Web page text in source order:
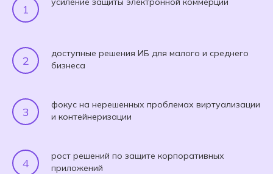
доступные решения ИБ для малого и среднего
бизнеса
фокус на нерешенных проблемах виртуализации
и контейнеризации
рост решений по защите корпоративных
приложений